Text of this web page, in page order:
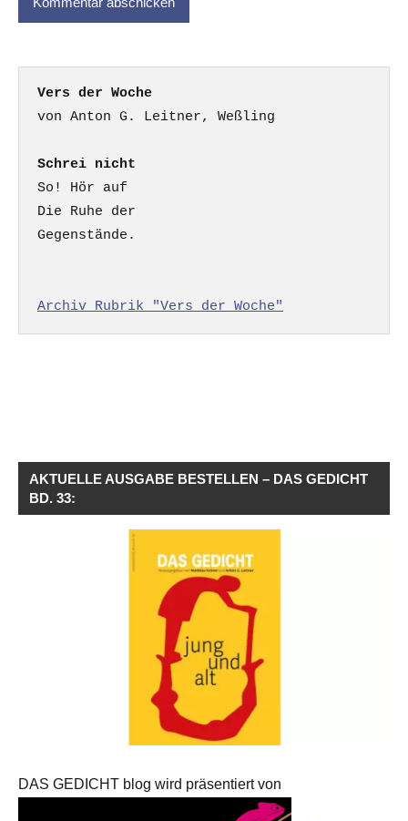
Vers der Woche
Schrei nicht
So! Hör auf
Die Ruhe der
Gegenstände.
Archiv Rubrik "Vers der Woche"
AKTUELLE AUSGABE BESTELLEN – DAS GEDICHT
BD. 33:
DAS GEDICHT blog wird präsentiert von